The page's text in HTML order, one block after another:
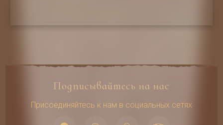
Подписывайтесь на нас
Присоединяйтесь к нам в социальных сетях